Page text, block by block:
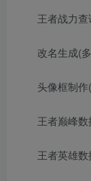
王者战力查
改名生成(
头像框制作
王者巅峰数
王者英雄数